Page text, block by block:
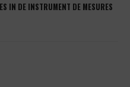
IN DE INSTRUMENT DE MESURES